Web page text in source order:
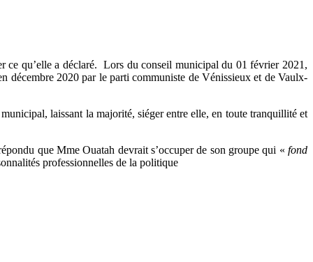
ce qu’elle a déclaré. Lors du conseil municipal du 01 février 2021,
décembre 2020 par le parti communiste de Vénissieux et de Vaulx-
laissant la majorité, siéger entre elle, en toute tranquillité et
que Mme Ouatah devrait s’occuper de son groupe qui « fond
professionnelles de la politique